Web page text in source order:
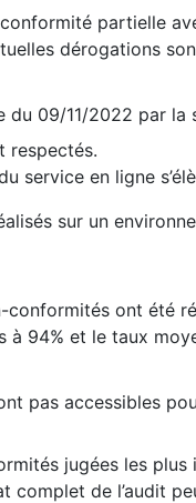
partielle
dérogations
du 09/11/2022 par
respectés.
service en ligne
sur un
ont été
à 94% et le taux
pas accessibles
jugées les
complet de l’audit